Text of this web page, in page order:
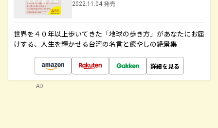
2022.11.04 発売
世界を４０年以上歩いてきた「地球の歩き方」があなたにお届
けする、人生を輝かせる台湾の名言と癒やしの絶景集
詳細を見る
AD